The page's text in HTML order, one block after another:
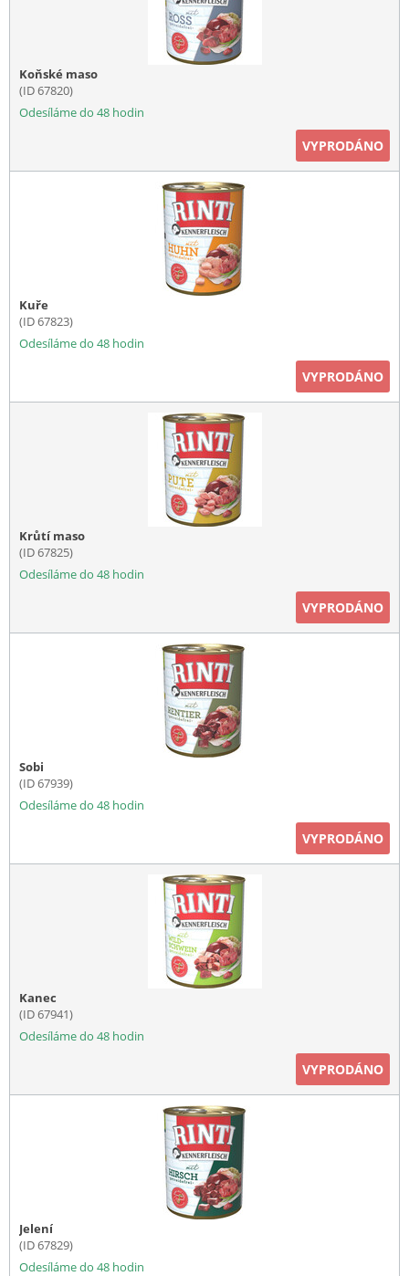
Koňské maso
(ID 67820)
Odesíláme do 48 hodin
VYPRODÁNO
Kuře
(ID 67823)
Odesíláme do 48 hodin
VYPRODÁNO
Krůtí maso
(ID 67825)
Odesíláme do 48 hodin
VYPRODÁNO
Sobi
(ID 67939)
Odesíláme do 48 hodin
VYPRODÁNO
Kanec
(ID 67941)
Odesíláme do 48 hodin
VYPRODÁNO
Jelení
(ID 67829)
Odesíláme do 48 hodin